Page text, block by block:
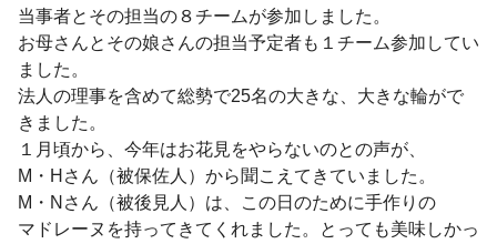
当事者とその担当の８チームが参加しました。
お母さんとその娘さんの担当予定者も１チーム参加してい
ました。
法人の理事を含めて総勢で25名の大きな、大きな輪がで
きました。
１月頃から、今年はお花見をやらないのとの声が、
M・Hさん（被保佐人）から聞こえてきていました。
M・Nさん（被後見人）は、この日のために手作りの
マドレーヌを持ってきてくれました。とっても美味しかっ